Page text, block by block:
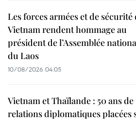
Les forces armées et de sécurité
Vietnam rendent hommage au
président de l’Assemblée
du Laos
10/08/2026 04:05
Vietnam et Thaïlande : 50 ans de
relations diplomatiques placées